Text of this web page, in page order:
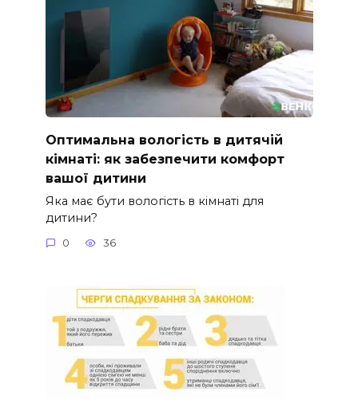
Оптимальна вологість в дитячій
кімнаті: як забезпечити комфорт
вашої дитини
Яка має бути вологість в кімнаті для
дитини?
0 36